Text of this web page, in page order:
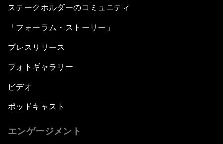
ステークホルダーのコミュニティ
「フォーラム・ストーリー」
プレスリリース
フォトギャラリー
ビデオ
ポッドキャスト
エンゲージメント